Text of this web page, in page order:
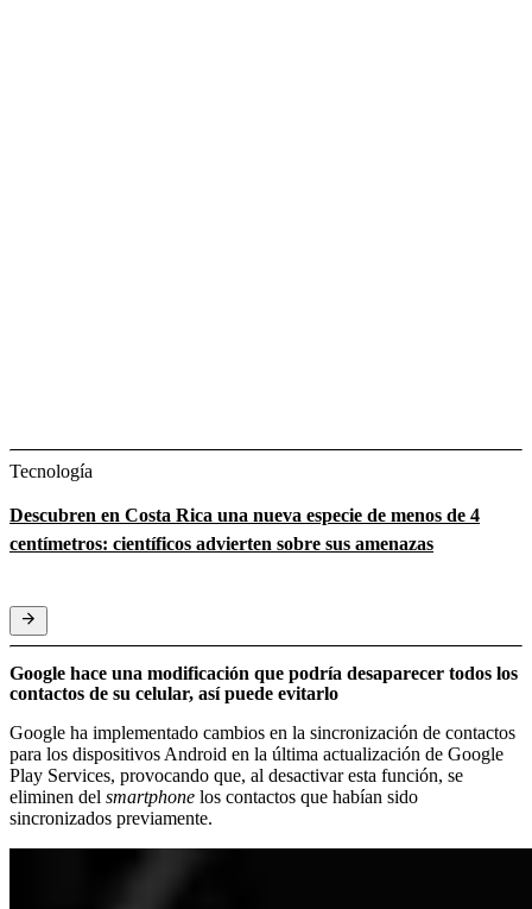
Tecnología
Descubren en Costa Rica una nueva especie de menos de 4
centímetros: científicos advierten sobre sus amenazas
Google hace una modificación que podría desaparecer todos los
contactos de su celular, así puede evitarlo
Google ha implementado cambios en la sincronización de contactos
para los dispositivos Android en la última actualización de Google
Play Services, provocando que, al desactivar esta función, se
eliminen del smartphone los contactos que habían sido
sincronizados previamente.